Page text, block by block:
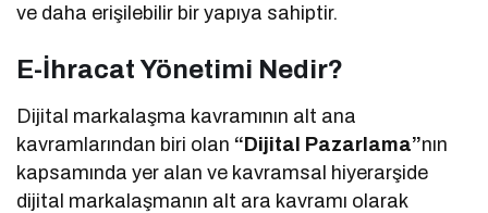
ve daha erişilebilir bir yapıya sahiptir.
E-İhracat Yönetimi Nedir?
Dijital markalaşma kavramının alt ana
kavramlarından biri olan “Dijital Pazarlama”nın
kapsamında yer alan ve kavramsal hiyerarşide
dijital markalaşmanın alt ara kavramı olarak